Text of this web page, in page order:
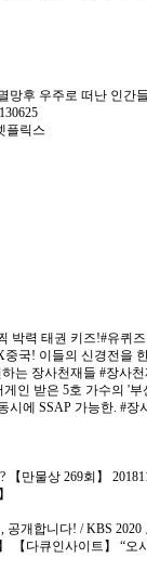
망후 우주로 떠난 인간
플릭스
박력 태권 키즈!#유퀴
국! 이들의 신경전을
는 장사천재들 #장사천
인 받은 5호 가수의 '
에 SSAP 가능한. #장
만물상 269회】
공개합니다! / KBS 2020
【다큐인사이트】 “오